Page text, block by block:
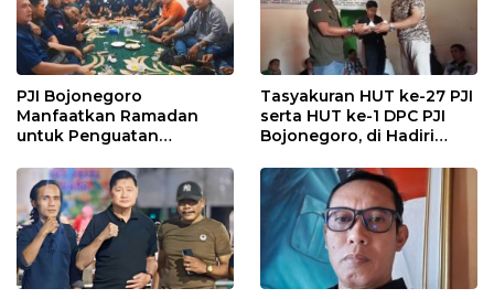
PJI Bojonegoro
Manfaatkan Ramadan
untuk Penguatan
Kebersamaan
Tasyakuran HUT ke-27 PJI
serta HUT ke-1 DPC PJI
Bojonegoro, di Hadiri